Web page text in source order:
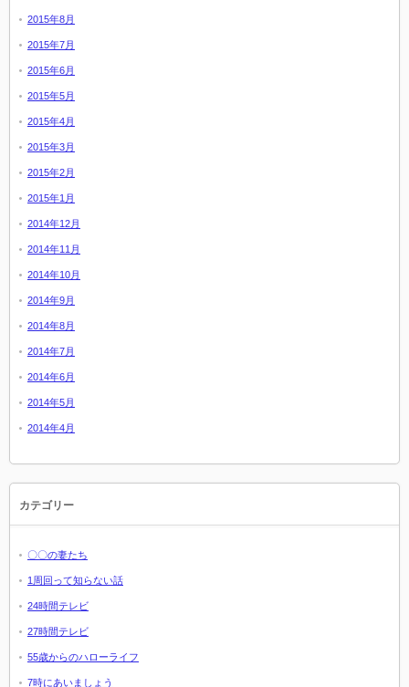
2015年8月
2015年7月
2015年6月
2015年5月
2015年4月
2015年3月
2015年2月
2015年1月
2014年12月
2014年11月
2014年10月
2014年9月
2014年8月
2014年7月
2014年6月
2014年5月
2014年4月
カテゴリー
〇〇の妻たち
1周回って知らない話
24時間テレビ
27時間テレビ
55歳からのハローライフ
7時にあいましょう